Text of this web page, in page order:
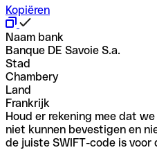
Kopiëren
Naam bank
Banque DE Savoie S.a.
Stad
Chambery
Land
Frankrijk
Houd er rekening mee dat
niet kunnen bevestigen en
de juiste SWIFT-code is voor